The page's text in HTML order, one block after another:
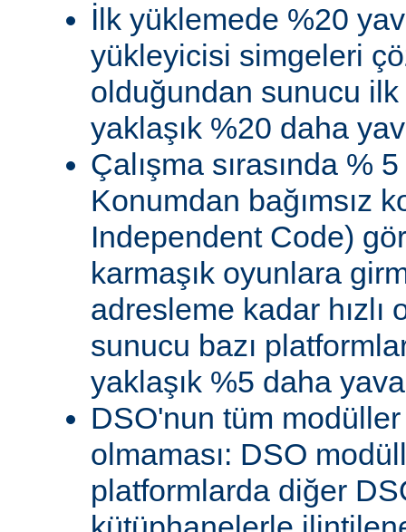
İlk yüklemede %20
yükleyicisi simgeleri
olduğundan sunucu ilk
yaklaşık %20 daha
Çalışma sırasında %
Konumdan bağımsız
Independent Code)
karmaşık oyunlara
adresleme kadar hızlı
sunucu bazı
yaklaşık %5 daha
DSO'nun tüm
olmaması: DSO
platformlarda diğer